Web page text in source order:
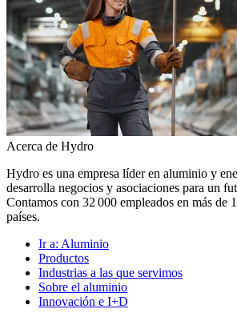
Acerca de Hydro
Hydro es una empresa líder en aluminio y
desarrolla negocios y asociaciones para un
Contamos con 32 000 empleados en más de
países.
Ir a: Aluminio
Productos
Industrias a las que servimos
Sobre el aluminio
Innovación e I+D